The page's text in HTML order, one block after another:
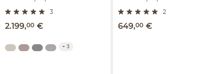
3
2.199,00 €
+ 3
2
649,00 €